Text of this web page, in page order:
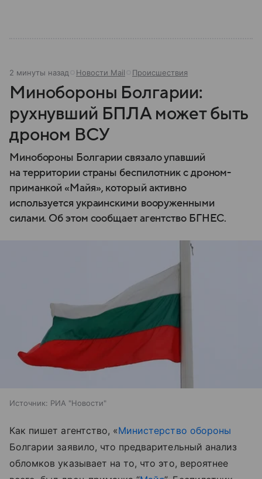
2 минуты назад Новости Mail Происшествия
Минобороны Болгарии:
рухнувший БПЛА может быть
дроном ВСУ
Минобороны Болгарии связало упавший
на территории страны беспилотник с дроном-
приманкой «Майя», который активно
используется украинскими вооруженными
силами. Об этом сообщает агентство БГНЕС.
Источник: РИА "Новости"
Как пишет агентство, «Министерство обороны
Болгарии заявило, что предварительный анализ
обломков указывает на то, что это, вероятнее